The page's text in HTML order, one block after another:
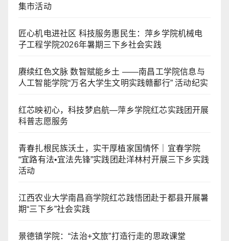
集市活动
匠心机电进社区 科技服务惠民生：萍乡学院机械电
子工程学院2026年暑期三下乡社会实践
赓续红色文脉 数智赋能乡土 ——南昌工学院信息与
人工智能学院“万名大学生文明实践赣鄱行” 活动纪实
红芯映初心，科技梦启航—萍乡学院红芯实践团开展
科普志愿服务
青春扎根民族沃土，实干厚植家国情怀｜宜春学院
“宜路有法•宜法先锋”实践团赴洋林村开展三下乡实践
活动
江西农业大学南昌商学院红芯践悟团赴于都县开展暑
期“三下乡”社会实践
景德镇学院：“法治+文旅”打造行走的思政课堂